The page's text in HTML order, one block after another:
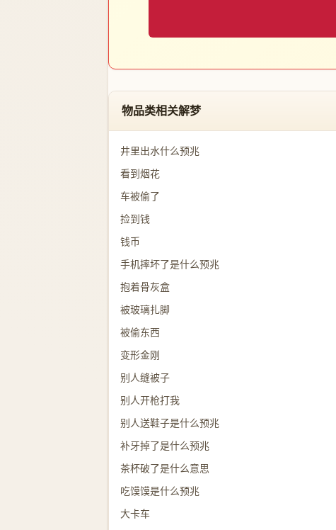
物品类相关解梦
井里出水什么预兆
看到烟花
车被偷了
捡到钱
钱币
手机摔坏了是什么预兆
抱着骨灰盒
被玻璃扎脚
被偷东西
变形金刚
别人缝被子
别人开枪打我
别人送鞋子是什么预兆
补牙掉了是什么预兆
茶杯破了是什么意思
吃馍馍是什么预兆
大卡车